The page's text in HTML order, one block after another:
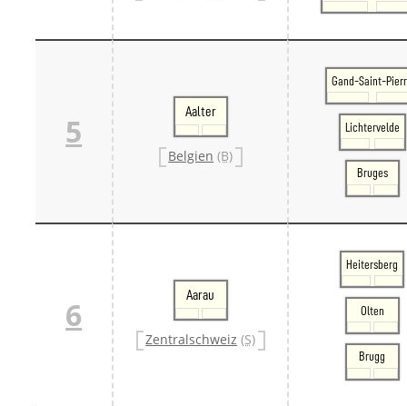
5
Aalter
Belgien (B)
Gand-Saint-
Lichtervelde
Bruges
6
Aarau
Zentralschweiz (S)
Heitersberg
Olten
Brugg